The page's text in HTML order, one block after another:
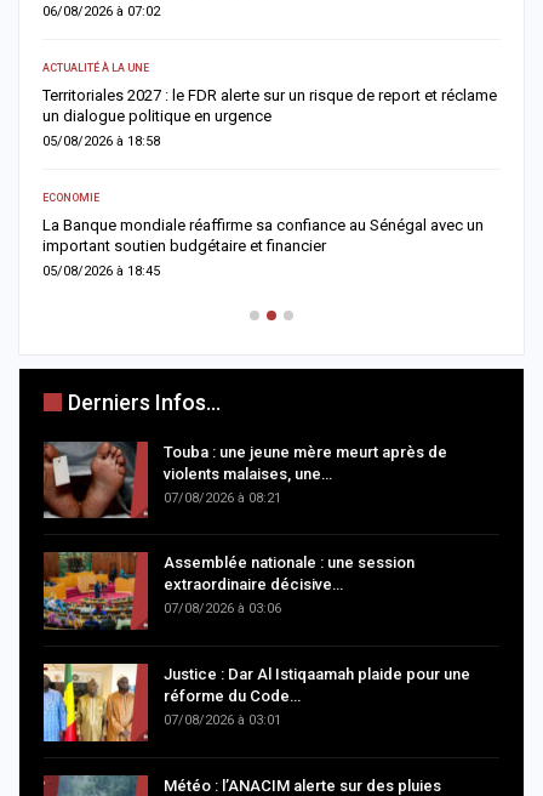
06/08/2026 à 07:02
ACTUALITÉ À LA UNE
Territoriales 2027 : le FDR alerte sur un risque de report et réclame
un dialogue politique en urgence
05/08/2026 à 18:58
ECONOMIE
La Banque mondiale réaffirme sa confiance au Sénégal avec un
important soutien budgétaire et financier
05/08/2026 à 18:45
Derniers Infos...
Touba : une jeune mère meurt après de
violents malaises, une…
07/08/2026 à 08:21
Assemblée nationale : une session
extraordinaire décisive…
07/08/2026 à 03:06
Justice : Dar Al Istiqaamah plaide pour une
réforme du Code…
07/08/2026 à 03:01
Météo : l’ANACIM alerte sur des pluies